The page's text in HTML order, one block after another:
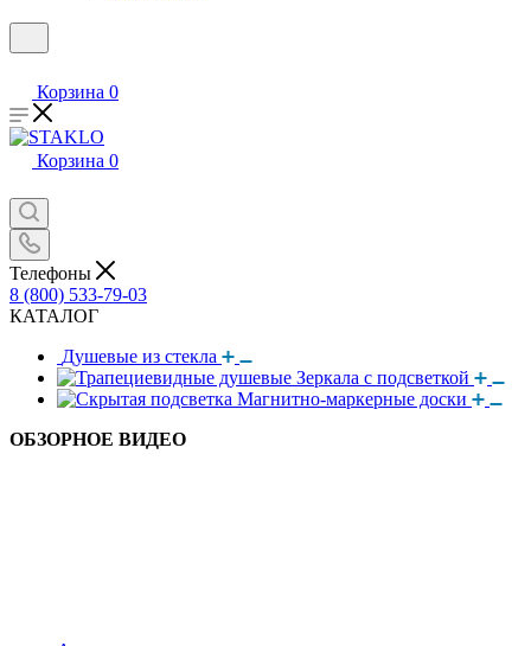
Корзина 0
Корзина 0
Телефоны
8 (800) 533-79-03
КАТАЛОГ
Душевые из стекла
Зеркала с подсветкой
Магнитно-маркерные доски
ОБЗОРНОЕ ВИДЕО